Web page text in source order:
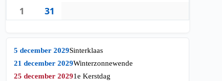
1
31
5 december 2029Sinterklaas
21 december 2029Winterzonnewende
25 december 20291e Kerstdag